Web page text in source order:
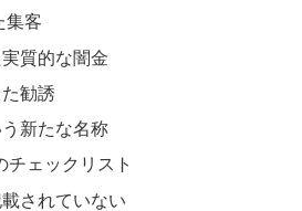
集客
質的な闇金
勧誘
新たな名称
チェックリスト
されていない